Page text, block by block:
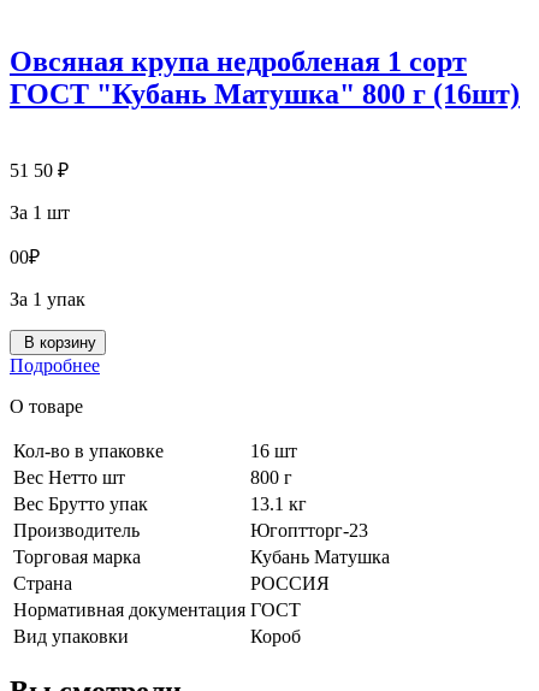
Овсяная крупа недробленая 1 сорт
ГОСТ "Кубань Матушка" 800 г (16шт)
51 50 ₽
За 1 шт
00₽
За 1 упак
В корзину
Подробнее
О товаре
Кол-во в упаковке
16 шт
Вес Нетто шт
800 г
Вес Брутто упак
13.1 кг
Производитель
Югоптторг-23
Торговая марка
Кубань Матушка
Страна
РОССИЯ
Нормативная документация ГОСТ
Вид упаковки
Короб